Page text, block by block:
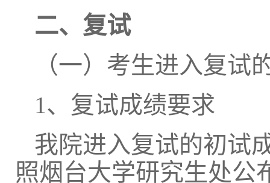
二、复试
（一）考生进入复试
1、复试成绩要求
我院进入复试的初试
照烟台大学研究生处公